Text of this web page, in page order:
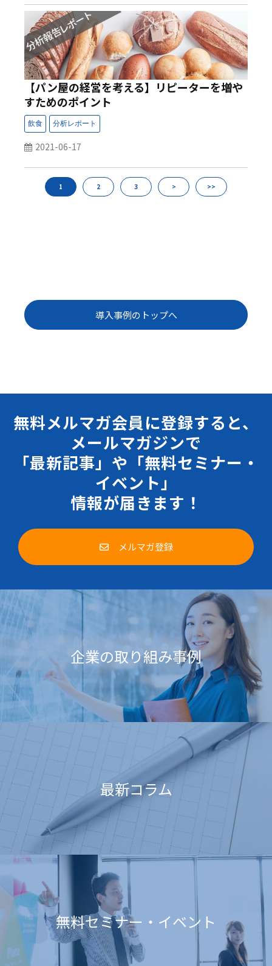
【パン屋の経営を考える】リピーターを増や
すためのポイント
2021-06-17
1 2 3 > >>
導入事例のトップへ
無料メルマガ会員に登録すると、
メールマガジンで
「最新記事」や「無料セミナー・
イベント」
情報が届きます！
メルマガ登録
企業の取り組み事例
最新コラム
無料セミナー・イベント